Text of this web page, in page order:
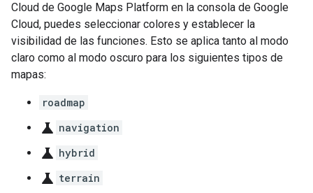
Cloud de Google Maps Platform en la consola de Google
Cloud, puedes seleccionar colores y establecer la
visibilidad de las funciones. Esto se aplica tanto al modo
claro como al modo oscuro para los siguientes tipos de
mapas:
roadmap
science navigation
science hybrid
science terrain